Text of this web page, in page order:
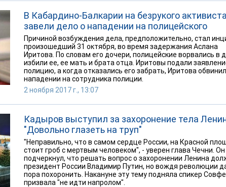
В Кабардино-Балкарии на безрукого активиста
завели дело о нападении на полицейского
Причиной возбуждения дела, предположительно, стал
произошедший 31 октября, во время задержания Аслана
Иритова. По словам его дочери, полицейские ворвались в
избили ее, ее мать и брата отца. Иритовы подали
полицию, а когда отказались его забрать, Иритова
нападении на сотрудника полиции.
2 ноября 2017 г., 13:07
Кадыров выступил за захоронение тела
"Довольно глазеть на труп"
"Неправильно, что в самом сердце России, на Красной
стоит гроб с мертвым человеком", - уверен глава Чечни. Он
подчеркнул, что решать вопрос о захоронении Ленина
президент России Владимир Путин, но вождя революции
пора похоронить. Накануне эту тему подняла спикер
призвала "не идти напролом".